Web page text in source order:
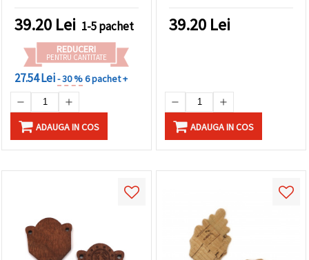
39.20 Lei 1-5 pachet
REDUCERI
PENTRU CANTITATE
27.54 Lei- 30 %6 pachet +
ADAUGA IN COS
39.20 Lei
ADAUGA IN COS